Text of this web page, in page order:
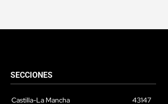
SECCIONES
Castilla-La Mancha 43147